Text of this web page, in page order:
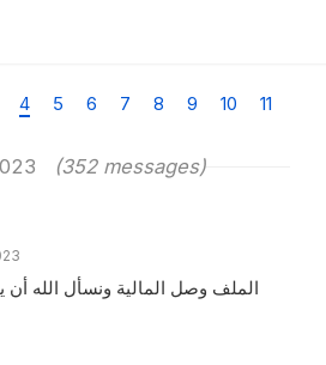
4 5 6 7 8 9 10 11
(352 messages)
الملف وصل المالية ونسأل الله أن